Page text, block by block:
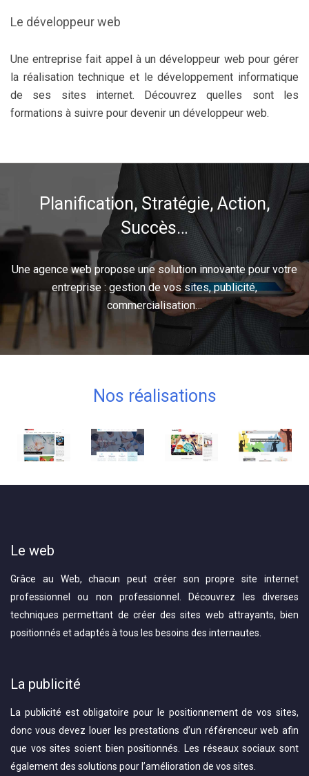
Le développeur web
Une entreprise fait appel à un développeur web pour gérer
la réalisation technique et le développement informatique
de ses sites internet. Découvrez quelles sont les
formations à suivre pour devenir un développeur web.
Planification, Stratégie, Action,
Succès…
Une agence web propose une solution innovante pour votre
entreprise : gestion de vos sites, publicité,
commercialisation…
Nos réalisations
Le web
Grâce au Web, chacun peut créer son propre site internet
professionnel ou non professionnel. Découvrez les diverses
techniques permettant de créer des sites web attrayants, bien
positionnés et adaptés à tous les besoins des internautes.
La publicité
La publicité est obligatoire pour le positionnement de vos sites,
donc vous devez louer les prestations d’un référenceur web afin
que vos sites soient bien positionnés. Les réseaux sociaux sont
également des solutions pour l’amélioration de vos sites.